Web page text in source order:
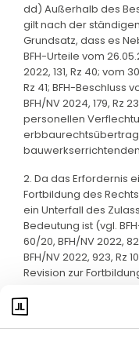
dd) Außerhalb des
gilt nach der
Grundsatz, dass es
BFH-Urteile vom
2022, 131, Rz 40; vom
Rz 41; BFH-Beschluss
BFH/NV 2024, 179, Rz
personellen
2. Da das Erfordernis
Fortbildung des Rechts
ein Unterfall des
Bedeutung ist (vgl.
60/20, BFH/NV 2022,
BFH/NV 2022, 923, Rz
Revision zur